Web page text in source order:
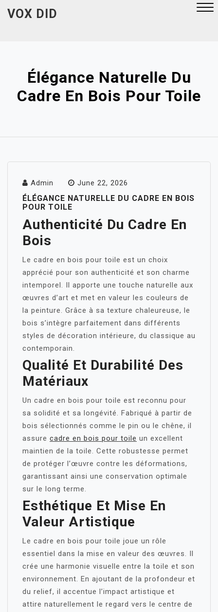
VOX DID
Élégance Naturelle Du
Cadre En Bois Pour Toile
Admin June 22, 2026
ÉLÉGANCE NATURELLE DU CADRE EN BOIS
POUR TOILE
Authenticité Du Cadre En
Bois
Le cadre en bois pour toile est un choix
apprécié pour son authenticité et son charme
intemporel. Il apporte une touche naturelle aux
œuvres d’art et met en valeur les couleurs de
la peinture. Grâce à sa texture chaleureuse, le
bois s’intègre parfaitement dans différents
styles de décoration intérieure, du classique au
contemporain.
Qualité Et Durabilité Des
Matériaux
Un cadre en bois pour toile est reconnu pour
sa solidité et sa longévité. Fabriqué à partir de
bois sélectionnés comme le pin ou le chêne, il
assure cadre en bois pour toile un excellent
maintien de la toile. Cette robustesse permet
de protéger l’œuvre contre les déformations,
garantissant ainsi une conservation optimale
sur le long terme.
Esthétique Et Mise En
Valeur Artistique
Le cadre en bois pour toile joue un rôle
essentiel dans la mise en valeur des œuvres. Il
crée une harmonie visuelle entre la toile et son
environnement. En ajoutant de la profondeur et
du relief, il accentue l’impact artistique et
attire naturellement le regard vers le centre de